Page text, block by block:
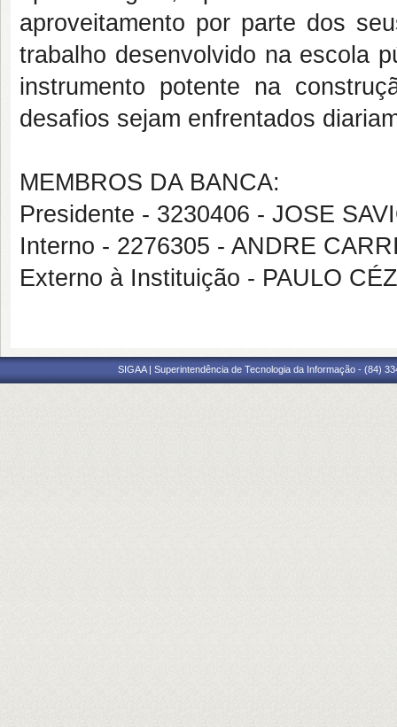
aproveitamento por parte dos
trabalho desenvolvido na escola
instrumento potente na
desafios sejam enfrentados
MEMBROS DA BANCA:
Presidente - 3230406 - JOSE
Interno - 2276305 - ANDRE
Externo à Instituição - PAULO
SIGAA | Superintendência de Tecnologia da Informação - (84)